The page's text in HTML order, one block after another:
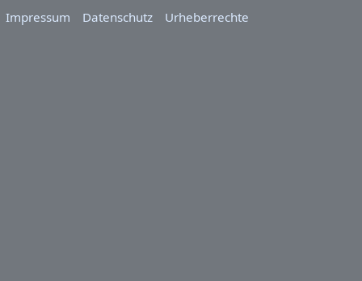
Impressum Datenschutz Urheberrechte